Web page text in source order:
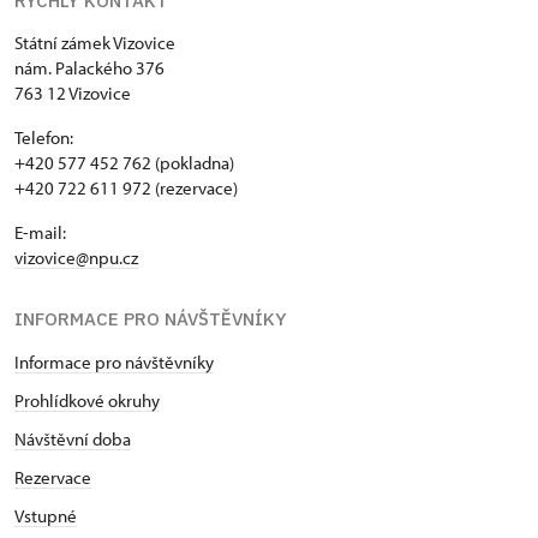
Státní zámek Vizovice
nám. Palackého 376
763 12 Vizovice
Telefon:
+420 577 452 762 (pokladna)
+420 722 611 972 (rezervace)
E-mail:
vizovice@npu.cz
INFORMACE PRO NÁVŠTĚVNÍKY
Informace pro návštěvníky
Prohlídkové okruhy
Návštěvní doba
Rezervace
Vstupné